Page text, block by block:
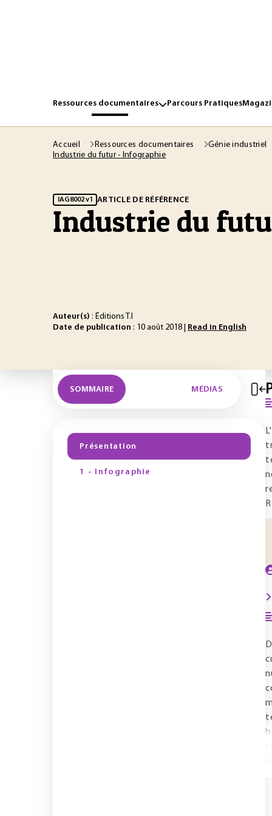
Ressources documentaires Parcours Pratiques
Accueil Ressources documentaires
Génie industriel
Industrie du futur - Infographie
IAG8002 v1 ARTICLE DE RÉFÉRENCE
Industrie du
Auteur(s) : Éditions T.I
Date de publication : 10 août 2018 | Read in English
SOMMAIRE MÉDIAS
Présentation
1 - Infographie